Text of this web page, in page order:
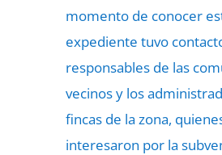
momento de conocer
expediente tuvo
responsables de las
vecinos y los
fincas de la zona,
interesaron por la